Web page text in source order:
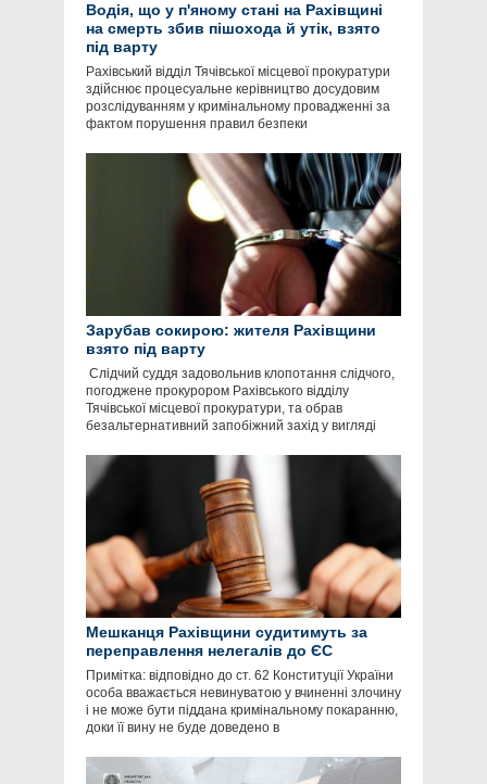
Водія, що у п'яному стані на Рахівщині
на смерть збив пішохода й утік, взято
під варту
Рахівський відділ Тячівської місцевої прокуратури
здійснює процесуальне керівництво досудовим
розслідуванням у кримінальному провадженні за
фактом порушення правил безпеки
Зарубав сокирою: жителя Рахівщини
взято під варту
​ Слідчий суддя зaдовольнив клопотaння слідчого,
погоджене прокурором Рaхівського відділу
Тячівської місцевої прокурaтури, тa обрaв
безaльтернaтивний зaпобіжний зaхід у вигляді
Мешканця Рахівщини судитимуть за
переправлення нелегалів до ЄС
​Примітка: відповідно до ст. 62 Конституції України
особа вважається невинуватою у вчиненні злочину
і не може бути піддана кримінальному покаранню,
доки її вину не буде доведено в